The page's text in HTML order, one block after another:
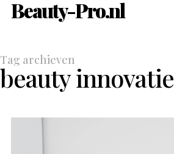
Beauty-Pro.nl
Tag archieven
beauty innovatie